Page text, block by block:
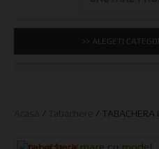
>> ALEGETI
/ / TABACHERA